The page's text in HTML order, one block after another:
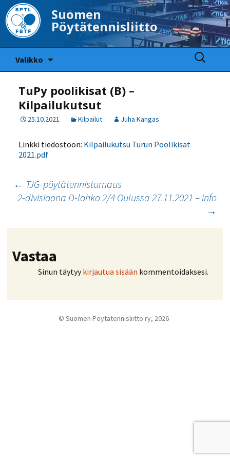
Suomen
Pöytätennisliitto
Valikko
Haku:
TuPy poolikisat (B) –
Kilpailukutsut
25.10.2021 Kilpailut Juha Kangas
Linkki tiedostoon: Kilpailukutsu Turun Poolikisat
2021.pdf
Artikkelien
selaus
← TJG-pöytätennisturnaus
2-divisioona D-lohko 2/4 Oulussa 27.11.2021 – info
→
Vastaa
Sinun täytyykirjautua sisään kommentoidaksesi.
© Suomen Pöytätennisliitto ry, 2026